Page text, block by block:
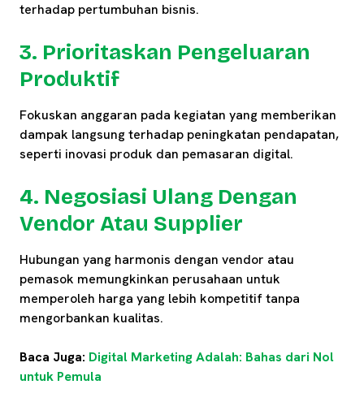
terhadap pertumbuhan bisnis.
3. Prioritaskan Pengeluaran
Produktif
Fokuskan anggaran pada kegiatan yang memberikan
dampak langsung terhadap peningkatan pendapatan,
seperti inovasi produk dan pemasaran digital.
4. Negosiasi Ulang Dengan
Vendor Atau Supplier
Hubungan yang harmonis dengan vendor atau
pemasok memungkinkan perusahaan untuk
memperoleh harga yang lebih kompetitif tanpa
mengorbankan kualitas.
Baca Juga: Digital Marketing Adalah: Bahas dari Nol
untuk Pemula